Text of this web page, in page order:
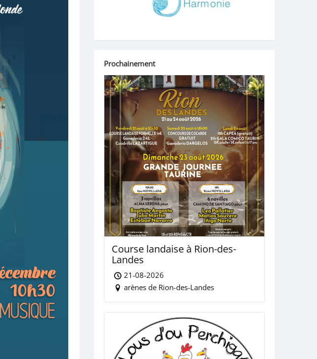
Prochainement
Course landaise à Rion-des-
Landes
21-08-2026
arènes de Rion-des-Landes